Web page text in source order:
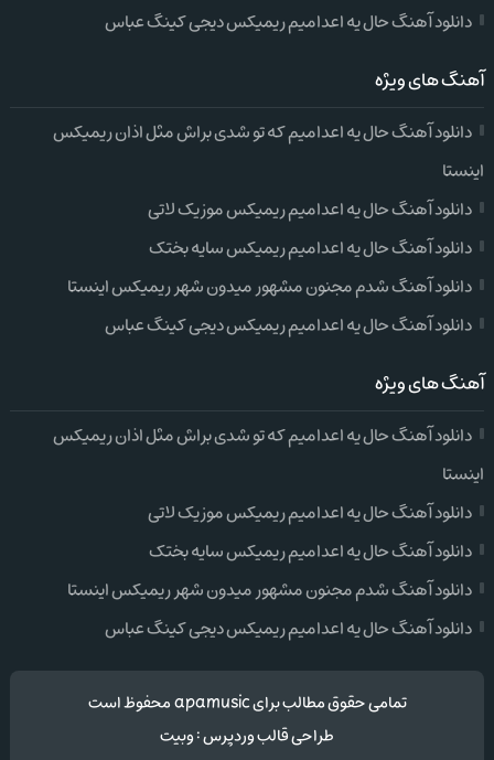
دانلود آهنگ حال یه اعدامیم ریمیکس دیجی کینگ عباس
آهنگ های ویژه
دانلود آهنگ حال یه اعدامیم که تو شدی براش مثل اذان ریمیکس
اینستا
دانلود آهنگ حال یه اعدامیم ریمیکس موزیک لاتی
دانلود آهنگ حال یه اعدامیم ریمیکس سایه بختک
دانلود آهنگ شدم مجنون مشهور میدون شهر ریمیکس اینستا
دانلود آهنگ حال یه اعدامیم ریمیکس دیجی کینگ عباس
آهنگ های ویژه
دانلود آهنگ حال یه اعدامیم که تو شدی براش مثل اذان ریمیکس
اینستا
دانلود آهنگ حال یه اعدامیم ریمیکس موزیک لاتی
دانلود آهنگ حال یه اعدامیم ریمیکس سایه بختک
دانلود آهنگ شدم مجنون مشهور میدون شهر ریمیکس اینستا
دانلود آهنگ حال یه اعدامیم ریمیکس دیجی کینگ عباس
تمامی حقوق مطالب برای apamusic محفوظ است
طراحی قالب وردپرس:وبیت